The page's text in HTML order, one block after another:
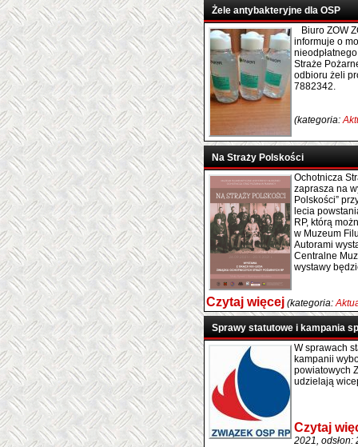
Żele antybakteryjne dla OSP
Biuro ZOW
informuje o
Straże
odbioru żeli
7882342.
(kategoria:
Na Straży Polskości
Ochotnicza
zaprasza na
Polskości”
lecia
RP, którą
w Muzeum
Autorami
Centralne
wystawy
Czytaj więcej (kategoria:
Sprawy statutowe i kampania
W sprawach
kampanii
powiatowych
udzielają
Czytaj
2021, odsłon: